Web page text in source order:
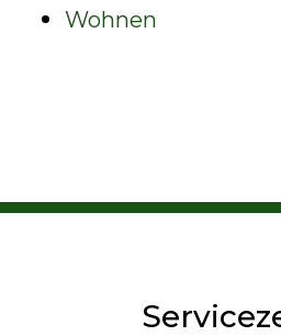
Wohnen